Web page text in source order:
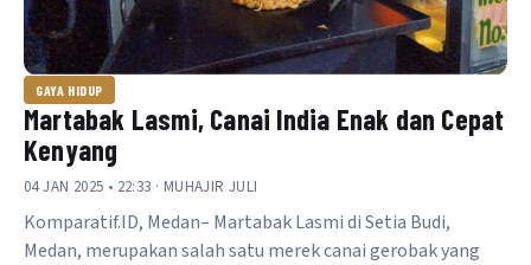
GAYA HIDUP
Martabak Lasmi, Canai India Enak dan Cepat
Kenyang
04 JAN 2025 • 22:33 · MUHAJIR JULI
Komparatif.ID, Medan– Martabak Lasmi di Setia Budi,
Medan, merupakan salah satu merek canai gerobak yang